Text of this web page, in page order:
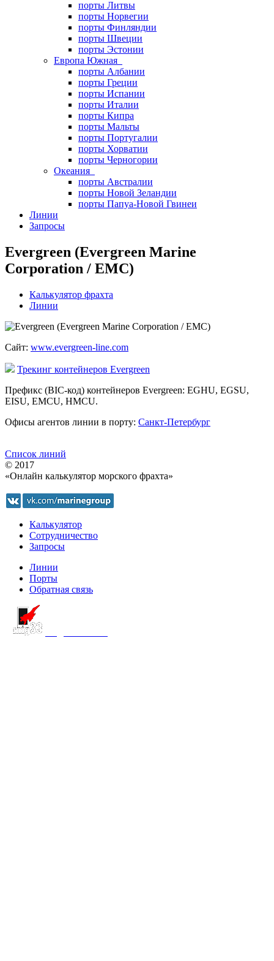
порты Литвы
порты Норвегии
порты Финляндии
порты Швеции
порты Эстонии
Европа Южная
порты Албании
порты Греции
порты Испании
порты Италии
порты Кипра
порты Мальты
порты Португалии
порты Хорватии
порты Черногории
Океания
порты Австралии
порты Новой Зеландии
порты Папуа-Новой Гвинеи
Линии
Запросы
Evergreen (Evergreen Marine
Corporation / EMC)
Калькулятор фрахта
Линии
Сайт: www.evergreen-line.com
Трекинг контейнеров Evergreen
Префикс (BIC-код) контейнеров Evergreen: EGHU, EGSU,
EISU, EMCU, HMCU.
Офисы агентов линии в порту: Санкт-Петербург
Список линий
© 2017
«Онлайн калькулятор морского фрахта»
Калькулятор
Сотрудничество
Запросы
Линии
Порты
Обратная связь